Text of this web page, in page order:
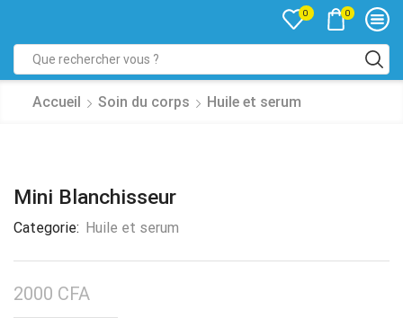
0 0
Accueil Soin du corps Huile et serum
Mini Blanchisseur
Categorie: Huile et serum
2000 CFA